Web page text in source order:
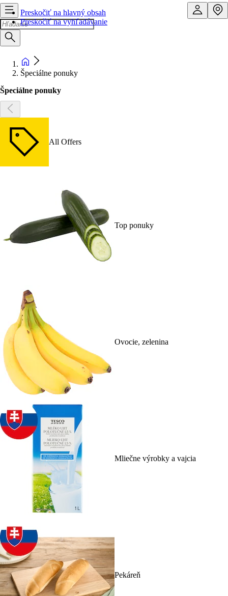
Preskočiť na hlavný obsah
Preskočiť na vyhľadávanie
Špeciálne ponuky
Špeciálne ponuky
All Offers
Top ponuky
Ovocie, zelenina
Mliečne výrobky a vajcia
Pekáreň